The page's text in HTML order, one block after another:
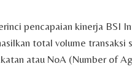
pencapaian kinerja BSI
total volume
atau NoA (Number of